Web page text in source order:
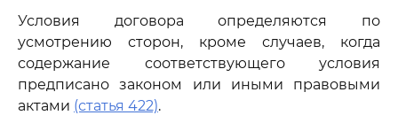
Условия договора определяются по
усмотрению сторон, кроме случаев, когда
содержание соответствующего условия
предписано законом или иными правовыми
актами (статья 422).